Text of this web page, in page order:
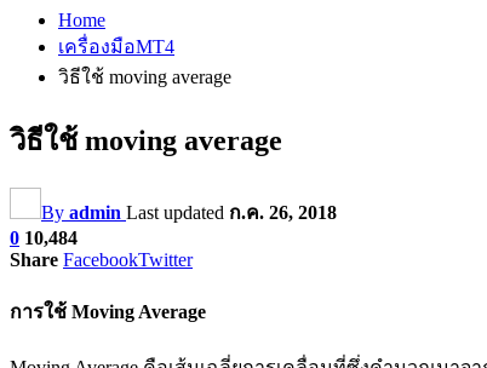
Home
เครื่องมือMT4
วิธีใช้ moving average
วิธีใช้ moving average
By admin Last updated ก.ค. 26, 2018
0 10,484
Share FacebookTwitter
การใช้ Moving Average